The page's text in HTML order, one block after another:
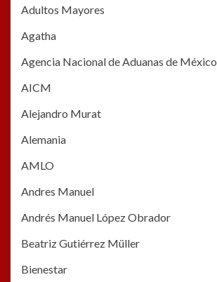
Adultos Mayores
Agatha
Agencia Nacional de Aduanas de México
AICM
Alejandro Murat
Alemania
AMLO
Andres Manuel
Andrés Manuel López Obrador
Beatriz Gutiérrez Müller
Bienestar